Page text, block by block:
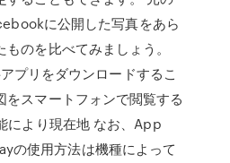
に公開した写真をあら
のを比べてみましょう。
プリをダウンロードするこ
をスマートフォンで閲覧する
により現在地 なお、App
の使用方法は機種によって